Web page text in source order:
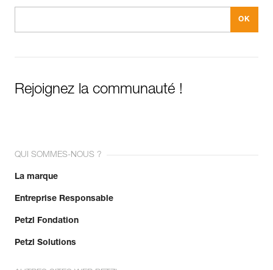
Rejoignez la communauté !
QUI SOMMES-NOUS ?
La marque
Entreprise Responsable
Petzl Fondation
Petzl Solutions